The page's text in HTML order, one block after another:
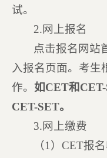
试。
2.网上报名
点击报名网站
入报名页面。考生
作。 如CET和
CET-SET。
3.网上缴费
（1）CET报